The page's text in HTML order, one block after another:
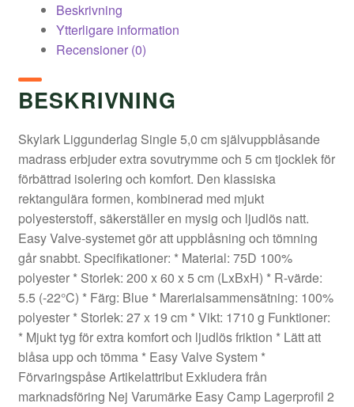
Beskrivning
Ytterligare information
Recensioner (0)
BESKRIVNING
Skylark Liggunderlag Single 5,0 cm självuppblåsande
madrass erbjuder extra sovutrymme och 5 cm tjocklek för
förbättrad isolering och komfort. Den klassiska
rektangulära formen, kombinerad med mjukt
polyesterstoff, säkerställer en mysig och ljudlös natt.
Easy Valve-systemet gör att uppblåsning och tömning
går snabbt. Specifikationer: * Material: 75D 100%
polyester * Storlek: 200 x 60 x 5 cm (LxBxH) * R-värde:
5.5 (-22°C) * Färg: Blue * Marerialsammensätning: 100%
polyester * Storlek: 27 x 19 cm * Vikt: 1710 g Funktioner:
* Mjukt tyg för extra komfort och ljudlös friktion * Lätt att
blåsa upp och tömma * Easy Valve System *
Förvaringspåse Artikelattribut Exkludera från
marknadsföring Nej Varumärke Easy Camp Lagerprofil 2